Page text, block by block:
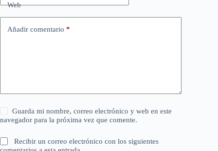
Web
Añadir comentario *
Guarda mi nombre, correo electrónico y web en este
navegador para la próxima vez que comente.
Recibir un correo electrónico con los siguientes